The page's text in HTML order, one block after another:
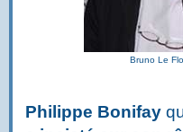
Bruno Le
Philippe Bonifay